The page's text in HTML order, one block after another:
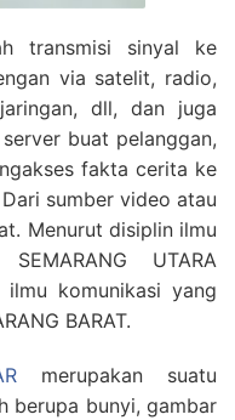
transmisi sinyal ke
via satelit, radio,
dll, dan juga
buat pelanggan,
fakta cerita ke
sumber video atau
Menurut disiplin ilmu
UTARA
komunikasi yang
BARAT.
merupakan suatu
berupa bunyi, gambar